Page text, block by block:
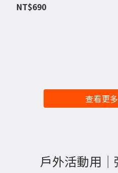
NT$690
查看更多
戶外活動用